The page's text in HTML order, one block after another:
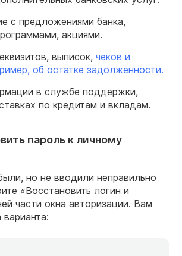
с предложениями банка,
акциями.
выписок, чеков и
об остатке задолженности.
в службе поддержки,
по кредитам и вкладам.
пароль к личному
но не вводили неправильно
«Восстановить логин и
части окна авторизации. Вам